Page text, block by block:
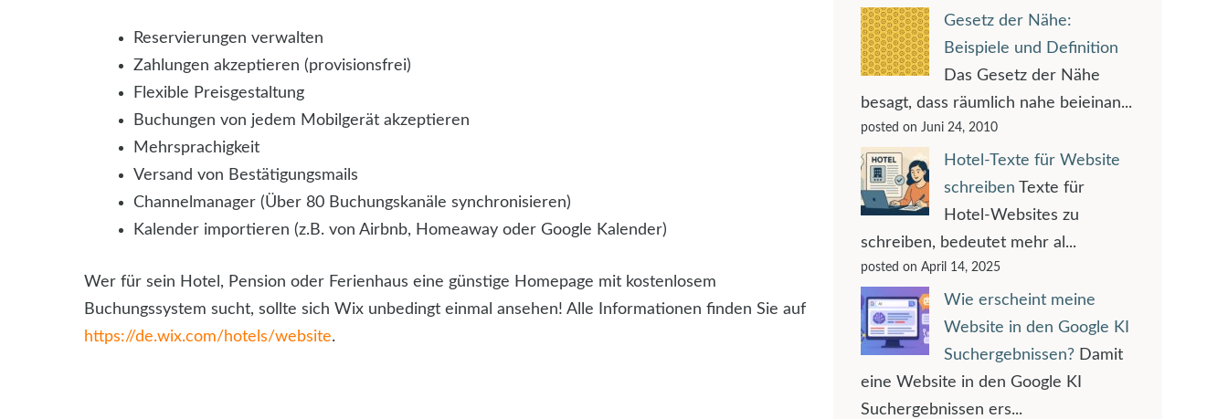
Reservierungen verwalten
Zahlungen akzeptieren (provisionsfrei)
Flexible Preisgestaltung
Buchungen von jedem Mobilgerät akzeptieren
Mehrsprachigkeit
Versand von Bestätigungsmails
Channelmanager (Über 80 Buchungskanäle synchronisieren)
Kalender importieren (z.B. von Airbnb, Homeaway oder Google Kalender)
Wer für sein Hotel, Pension oder Ferienhaus eine günstige Homepage mit kostenlosem
Buchungssystem sucht, sollte sich Wix unbedingt einmal ansehen! Alle Informationen finden Sie auf
https://de.wix.com/hotels/website.
Gesetz der Nähe:
Beispiele und Definition
Das Gesetz der Nähe
besagt, dass räumlich nahe beieinan...
posted on Juni 24, 2010
Hotel-Texte für Website
schreiben Texte für
Hotel-Websites zu
schreiben, bedeutet mehr al...
posted on April 14, 2025
Wie erscheint meine
Website in den Google KI
Suchergebnissen? Damit
eine Website in den Google KI
Suchergebnissen ers...